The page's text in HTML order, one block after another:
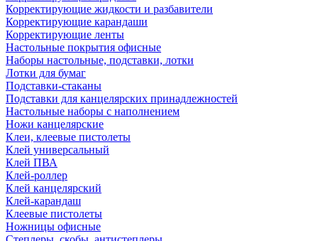
Корректирующие жидкости и разбавители
Корректирующие карандаши
Корректирующие ленты
Настольные покрытия офисные
Наборы настольные, подставки, лотки
Лотки для бумаг
Подставки-стаканы
Подставки для канцелярских принадлежностей
Настольные наборы с наполнением
Ножи канцелярские
Клеи, клеевые пистолеты
Клей универсальный
Клей ПВА
Клей-роллер
Клей канцелярский
Клей-карандаш
Клеевые пистолеты
Ножницы офисные